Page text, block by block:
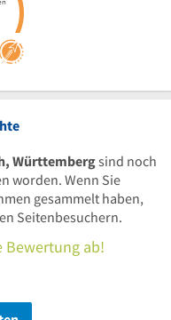
Württembergsind noch
worden. Wenn Sie
gesammelt haben,
Seitenbesuchern.
Bewertung ab!